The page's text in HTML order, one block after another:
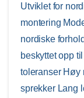
Utviklet for
montering
nordiske
beskyttet opp
toleranser Høy
sprekker Lang